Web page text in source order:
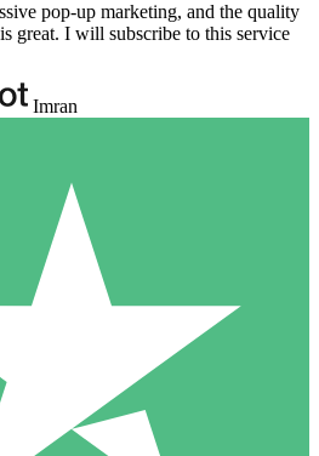
pop-up marketing, and the quality
great. I will subscribe to this service
Imran